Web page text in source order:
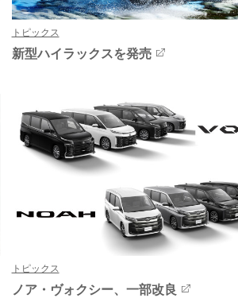
トピックス
新型ハイラックスを発売
トピックス
ノア・ヴォクシー、一部改良